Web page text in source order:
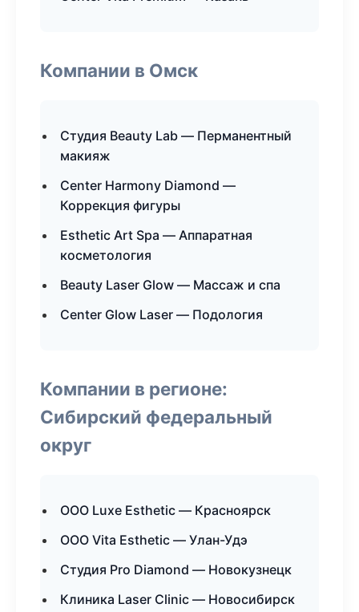
Компании в Омск
Студия Beauty Lab — Перманентный
макияж
Center Harmony Diamond —
Коррекция фигуры
Esthetic Art Spa — Аппаратная
косметология
Beauty Laser Glow — Массаж и спа
Center Glow Laser — Подология
Компании в регионе:
Сибирский федеральный
округ
ООО Luxe Esthetic — Красноярск
ООО Vita Esthetic — Улан-Удэ
Студия Pro Diamond — Новокузнецк
Клиника Laser Clinic — Новосибирск